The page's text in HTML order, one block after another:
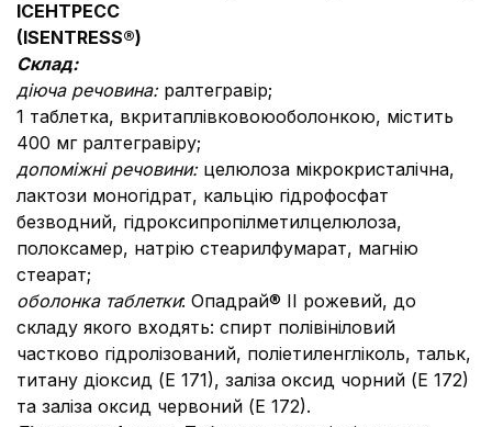
ІСЕНТРЕСС
(ISENTRESS®)
Склад:
діюча речовина: ралтегравір;
1 таблетка, вкритаплівковоюоболонкою, містить
400 мг ралтегравіру;
допоміжні речовини: целюлоза мікрокристалічна,
лактози моногідрат, кальцію гідрофосфат
безводний, гідроксипропілметилцелюлоза,
полоксамер, натрію стеарилфумарат, магнію
стеарат;
оболонка таблетки: Опадрай® ІІ рожевий, до
складу якого входять: спирт полівініловий
частково гідролізований, поліетиленгліколь, тальк,
титану діоксид (Е 171), заліза оксид чорний (Е 172)
та заліза оксид червоний (Е 172).